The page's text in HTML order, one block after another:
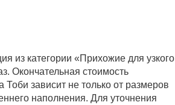
из категории «Прихожие для узкого
Окончательная стоимость
зависит не только от размеров
наполнения. Для уточнения